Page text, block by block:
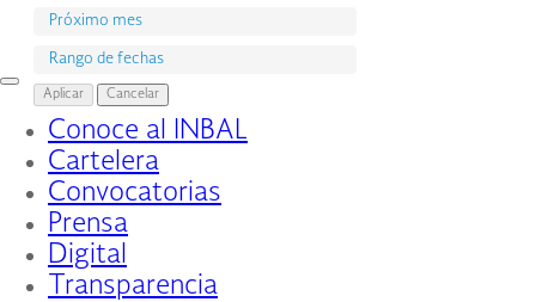
Interruptor
de
Navegación
Conoce al INBAL
Cartelera
Convocatorias
Prensa
Digital
Transparencia
Próximo mes
Rango de fechas
Aplicar Cancelar